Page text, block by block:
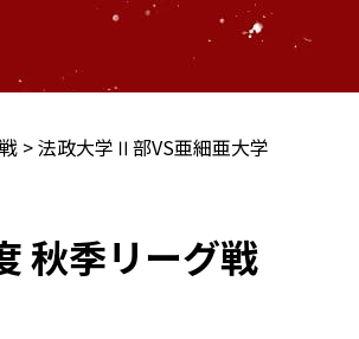
>法政大学Ⅱ部VS亜細亜大学
秋季リーグ戦